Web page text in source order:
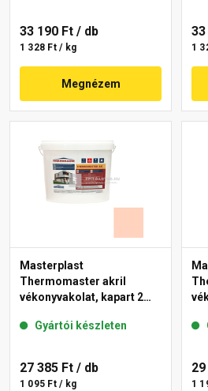
33 190 Ft / db
1 328 Ft / kg
Megnézem
1
Masterplast
Thermomaster akril
vékonyvakolat, kapart 2
Gyártói készleten
27 385 Ft / db
1 095 Ft / kg 1